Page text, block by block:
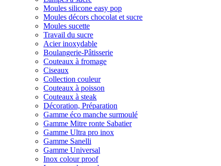
Moules silicone easy pop
Moules décors chocolat et sucre
Moules sucette
Travail du sucre
Acier inoxydable
Boulangerie-Pâtisserie
Couteaux à fromage
Ciseaux
Collection couleur
Couteaux à poisson
Couteaux à steak
Décoration, Préparation
Gamme éco manche surmoulé
Gamme Mitre ronte Sabatier
Gamme Ultra pro inox
Gamme Sanelli
Gamme Universal
Inox colour proof